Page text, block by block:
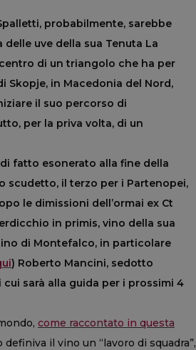
probabilmente, sarebbe
uve della sua Tenuta La
di un triangolo che ha per
Skopje, in Macedonia del Nord,
il suo percorso di
per la priva volta, di un
fatto esonerato alla fine della
scudetto, il terzo per i Partenopei,
le dimissioni dell’ormai ex Ct
in primis, vino della sua
di Montefalco, in particolare
) Roberto Mancini, sedotto
cui sarà alla guida per i prossimi 4
come raccontato in questa
il vino un “lavoro di squadra”,